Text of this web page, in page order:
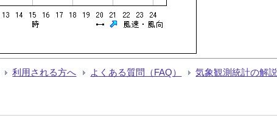
利用される方へ よくある質問（FAQ） 気象観測統計の解説